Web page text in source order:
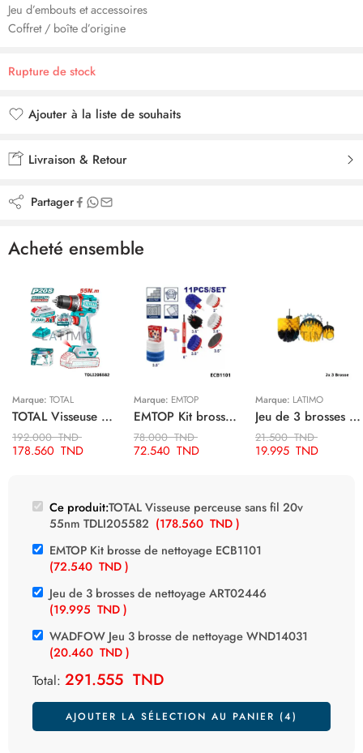
Jeu d’embouts et accessoires
Coffret / boîte d’origine
Rupture de stock
Ajouter à la liste de souhaits
Livraison & Retour
Partager
Acheté ensemble
Marque: TOTAL
TOTAL Visseuse perceuse sans fil 20v 55nm TDLI205582
192.000TND
178.560 TND
Marque: EMTOP
EMTOP Kit brosse de nettoyage ECB1101
78.000TND
72.540 TND
Marque: LATIMO
Jeu de 3 brosses de nettoyage ART02446
21.500TND
19.995 TND
Ce produit:TOTAL Visseuse perceuse sans fil 20v
55nm TDLI205582 (178.560 TND)
EMTOP Kit brosse de nettoyage ECB1101
(72.540 TND)
Jeu de 3 brosses de nettoyage ART02446
(19.995 TND)
WADFOW Jeu 3 brosse de nettoyage WND14031
(20.460 TND)
Total: 291.555 TND
AJOUTER LA SÉLECTION AU PANIER (4)